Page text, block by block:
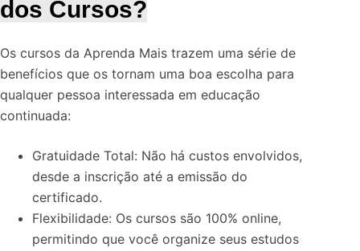
dos Cursos?
Os cursos da Aprenda Mais trazem uma série de
benefícios que os tornam uma boa escolha para
qualquer pessoa interessada em educação
continuada:
Gratuidade Total: Não há custos envolvidos,
desde a inscrição até a emissão do
certificado.
Flexibilidade: Os cursos são 100% online,
permitindo que você organize seus estudos